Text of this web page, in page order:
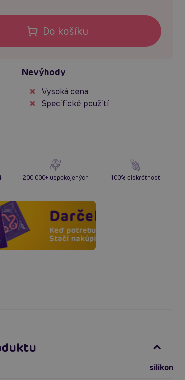
Do košíku
Nevýhody
Vysoká cena
Specifické použití
200 000+ uspokojených 100% diskrétnost
silikon